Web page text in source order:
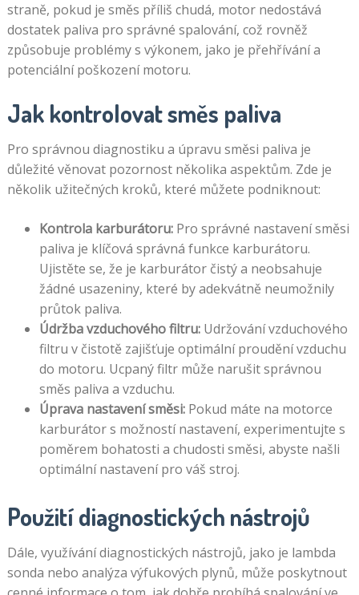
straně, pokud je směs příliš chudá, motor nedostává
dostatek paliva pro správné spalování, což rovněž
způsobuje problémy s výkonem, jako je přehřívání a
potenciální poškození motoru.
Jak kontrolovat směs paliva
Pro správnou diagnostiku a úpravu směsi paliva je
důležité věnovat pozornost několika aspektům. Zde je
několik užitečných kroků, které můžete podniknout:
Kontrola karburátoru:Pro správné nastavení směsi
paliva je klíčová správná funkce karburátoru.
Ujistěte se, že je karburátor čistý a neobsahuje
žádné usazeniny, které by adekvátně neumožnily
průtok paliva.
Údržba vzduchového filtru:Udržování vzduchového
filtru v čistotě zajišťuje optimální proudění vzduchu
do motoru. Ucpaný filtr může narušit správnou
směs paliva a vzduchu.
Úprava nastavení směsi:Pokud máte na motorce
karburátor s možností nastavení, experimentujte s
poměrem bohatosti a chudosti směsi, abyste našli
optimální nastavení pro váš stroj.
Použití diagnostických nástrojů
Dále, využívání diagnostických nástrojů, jako je lambda
sonda nebo analýza výfukových plynů, může poskytnout